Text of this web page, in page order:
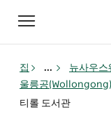
Toggle
navigation
집 ... 뉴사우스
울릉공(Wollongong)
티롤 도서관